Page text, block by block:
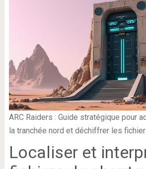
ARC Raiders : Guide stratégique pour
la tranchée nord et déchiffrer les
Localiser et